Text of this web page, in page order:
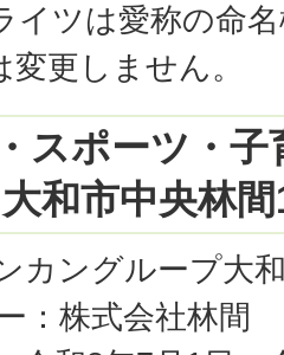
ツは愛称の命
変更しません。
スポーツ・
和市中央林
カングループ大
：株式会社林間